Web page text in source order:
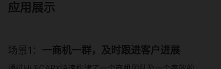
应用展示
场景1： 一商机一群，及时跟进客户进展